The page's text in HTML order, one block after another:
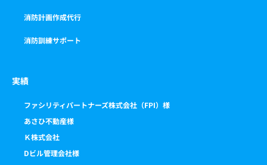
消防計画作成代行
消防訓練サポート
実績
ファシリティパートナーズ株式会社（FPI）様
あさひ不動産様
Ｋ株式会社
Dビル管理会社様